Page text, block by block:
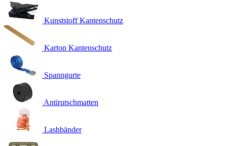
Kunststoff Kantenschutz
Karton Kantenschutz
Spanngurte
Antirutschmatten
Lashbänder